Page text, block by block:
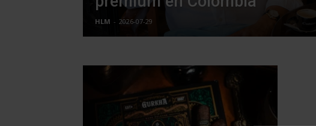
HLM - 2026-07-29